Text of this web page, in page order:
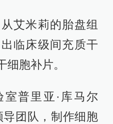
艾米莉的胎盘组
临床级间充质干
胞补片。
普里亚·库马尔
导团队，制作细胞